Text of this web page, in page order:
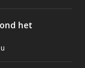
het